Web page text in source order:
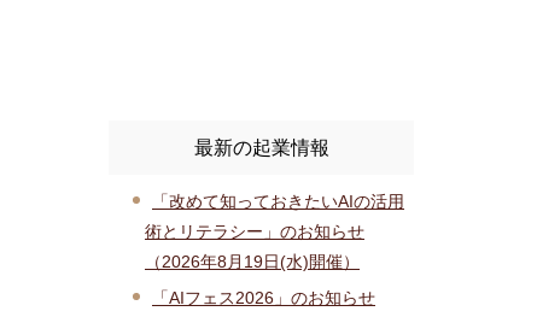
最新の起業情報
「改めて知っておきたいAIの活用
術とリテラシー」のお知らせ
（2026年8月19日(水)開催）
「AIフェス2026」のお知らせ